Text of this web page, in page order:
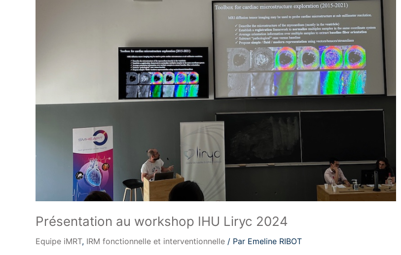
Présentation au workshop IHU Liryc 2024
Equipe iMRT, IRM fonctionnelle et interventionnelle / Par Emeline RIBOT